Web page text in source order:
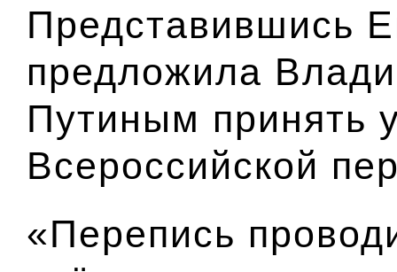
Представившись
предложила
Путиным принять
Всероссийской
«Перепись